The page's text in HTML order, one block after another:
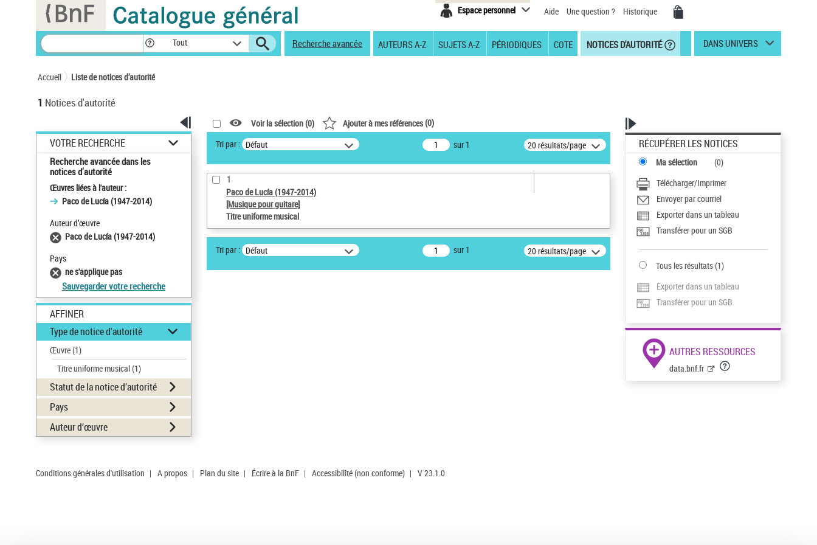
Espace personnel Aide Une question ? Historique
Tout Recherche avancée AUTEURS A-Z SUJETS A-Z PÉRIODIQUES COTE NOTICES D'AUTORITÉ DANS UNIVERS
Accueil Liste de notices d’autorité
1 Notices d'autorité
VOTRE RECHERCHE
Recherche avancée dans les
notices d’autorité
Œuvres liées à l'auteur :
Paco de Lucía (1947-2014)
Auteur d’œuvre
Paco de Lucía (1947-2014)
Pays
ne s'applique pas
Sauvegarder votre recherche
AFFINER
Type de notice d'autorité
Œuvre(1)
Titre uniforme musical(1)
Statut de la notice d’autorité
Pays
Auteur d’œuvre
Voir la sélection (0) Ajouter à mes références(0)
Tri par : Défaut sur 1 20 résultats/page
1
Paco de Lucía (1947-2014)
[Musique pour guitare]
Titre uniforme musical
Tri par : Défaut sur 1 20 résultats/page
RÉCUPÉRER LES NOTICES
Ma sélection (0)
Télécharger/Imprimer
Envoyer par courriel
Exporter dans un tableau
Transférer pour un SGB
Tous les résultats(1)
Exporter dans un tableau
Transférer pour un SGB
AUTRES RESSOURCES
data.bnf.fr
Conditions générales d'utilisation | A propos | Plan du site | Écrire à la BnF | Accessibilité (non conforme) | V 23.1.0
Panneau de gestion des cookies